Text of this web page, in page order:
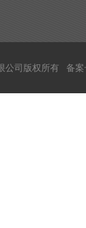
公司版权所有 备案